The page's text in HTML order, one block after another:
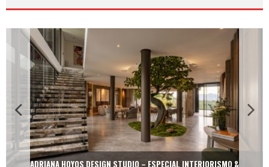
ADRIANA HOYOS DESIGN STUDIO – ESPECIAL INTERIORISMO &